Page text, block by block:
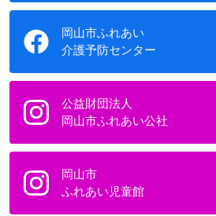
岡山市ふれあい
介護予防センター
公益財団法人
岡山市ふれあい公社
岡山市
ふれあい児童館